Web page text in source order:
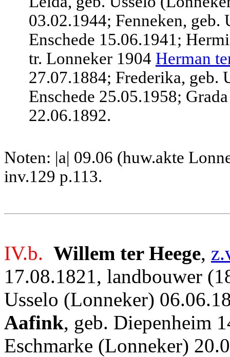
03.02.1944; Fenneken,
Enschede 15.06.1941;
tr. Lonneker 1904 Herman
27.07.1884; Frederika, geb.
Enschede 25.05.1958;
22.06.1892.
Noten: |a| 09.06 (huw.akte
inv.129 p.113.
IV.b. Willem ter Heege,
17.08.1821, landbouwer
Usselo (Lonneker)
Aafink, geb. Diepenheim
Eschmarke (Lonneker)